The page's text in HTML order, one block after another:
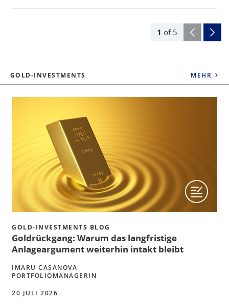
1 of 5
GOLD-INVESTMENTS MEHR
GOLD-INVESTMENTS BLOG
Goldrückgang: Warum das langfristige
Anlageargument weiterhin intakt bleibt
IMARU CASANOVA
PORTFOLIOMANAGERIN
20 JULI 2026